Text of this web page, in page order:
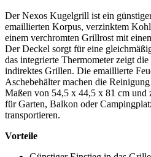
Der Nexos Kugelgrill ist ein
emaillierten Korpus, verzinktem
einem verchromten Grillrost mit
Der Deckel sorgt für eine
das integrierte Thermometer zeigt
indirektes Grillen. Die emaillierte
Aschebehälter machen die
Maßen von 54,5 x 44,5 x 81 cm und
für Garten, Balkon oder
transportieren.
Vorteile